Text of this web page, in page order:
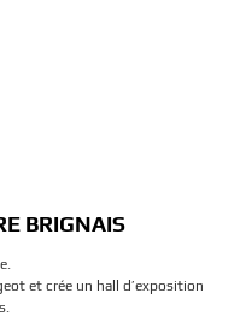
BRIGNAIS
et crée un hall d’exposition